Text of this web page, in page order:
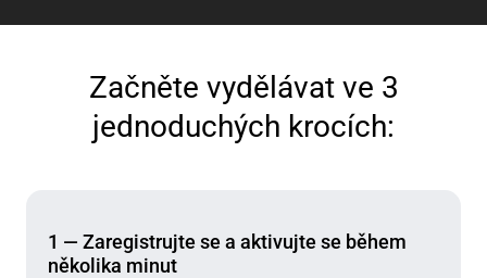
Začněte vydělávat ve 3
jednoduchých krocích:
1 — Zaregistrujte se a aktivujte se během
několika minut